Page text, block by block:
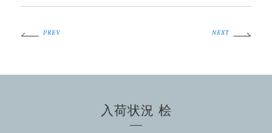
PREV NEXT
入荷状況 桧